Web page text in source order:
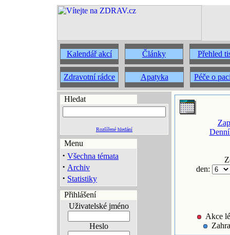
Kalendář akcí Články Přehled
Zdravotní rádce Apatyka Péče o
Hledat
Rozšířené hledání
Menu
· Všechna témata
· Archiv
· Statistiky
Přihlášení
Uživatelské jméno
Heslo
den:
Akce